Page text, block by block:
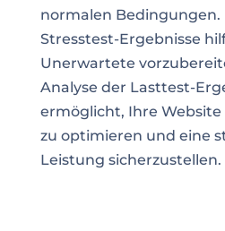
normalen Bedingungen.
Stresstest-Ergebnisse
Unerwartete
Analyse der Lasttest-
ermöglicht, Ihre
zu optimieren und eine
Leistung sicherzustellen.